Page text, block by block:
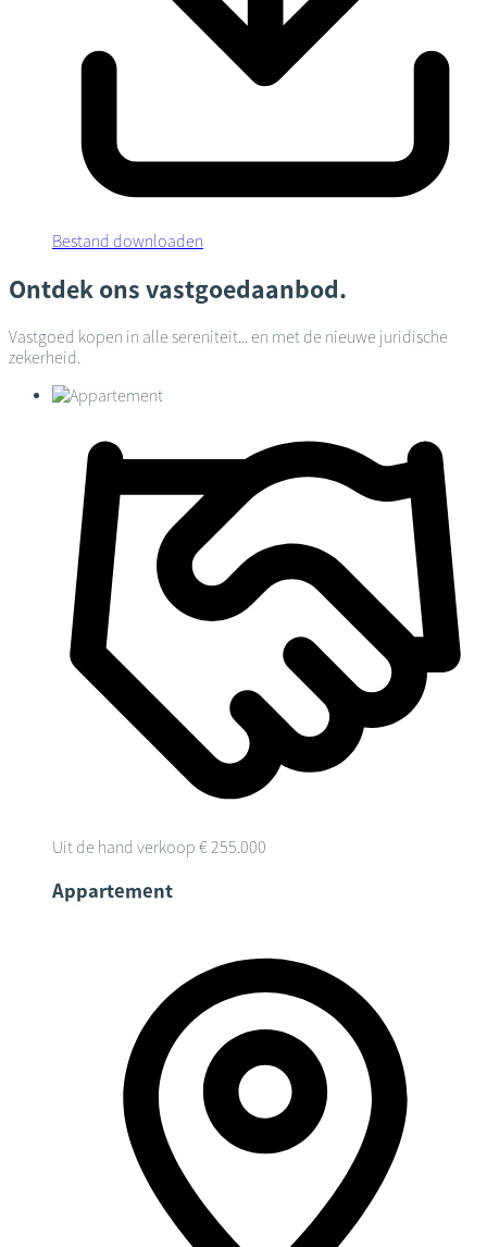
Bestand downloaden
Ontdek ons vastgoedaanbod.
Vastgoed kopen in alle sereniteit... en met de nieuwe juridische
zekerheid.
Uit de hand verkoop € 255.000
Appartement